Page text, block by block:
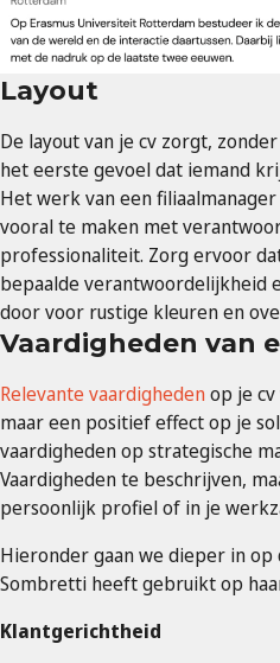
Layout
De layout van je cv zorgt,
het eerste gevoel dat iemand
Het werk van een
vooral te maken met
professionaliteit. Zorg ervoor
bepaalde verantwoordelijkheid
door voor rustige kleuren en
Vaardigheden van
Relevante vaardighedenop je
maar een positief effect op je
vaardigheden op strategische
Vaardigheden te beschrijven,
persoonlijk profiel of in je
Hieronder gaan we dieper in
Sombretti heeft gebruikt op
Klantgerichtheid